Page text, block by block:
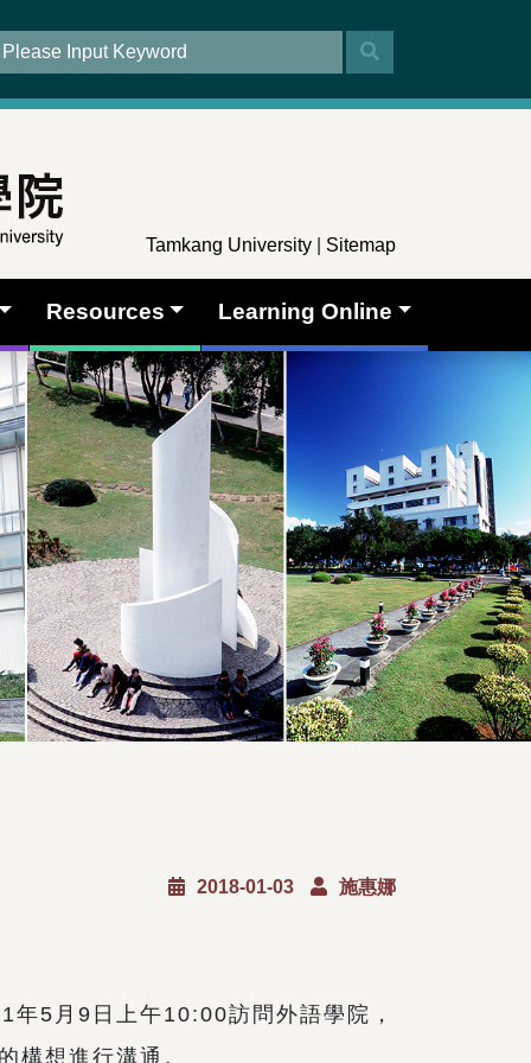
Tamkang University Sitemap
Resources Learning Online
2018-01-03 施惠娜
年5月9日上午10:00訪問外語學院，
構想進行溝通。